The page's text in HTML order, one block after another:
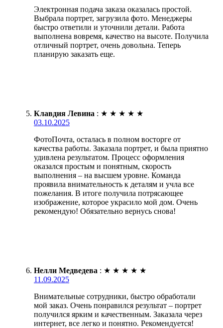
Электронная подача заказа оказалась простой.
Выбрала портрет, загрузила фото. Менеджеры
быстро ответили и уточнили детали. Работа
выполнена вовремя, качество на высоте. Получила
отличный портрет, очень довольна. Теперь
планирую заказать еще.
Клавдия Левина : ★ ★ ★ ★ ★
03.10.2025
ФотоПочта, осталась в полном восторге от
качества работы. Заказала портрет, и была приятно
удивлена результатом. Процесс оформления
оказался простым и понятным, скорость
выполнения – на высшем уровне. Команда
проявила внимательность к деталям и учла все
пожелания. В итоге получила потрясающее
изображение, которое украсило мой дом. Очень
рекомендую! Обязательно вернусь снова!
Нелли Медведева : ★ ★ ★ ★ ★
11.09.2025
Внимательные сотрудники, быстро обработали
мой заказ. Очень понравился результат – портрет
получился ярким и качественным. Заказала через
интернет, все легко и понятно. Рекомендуется!